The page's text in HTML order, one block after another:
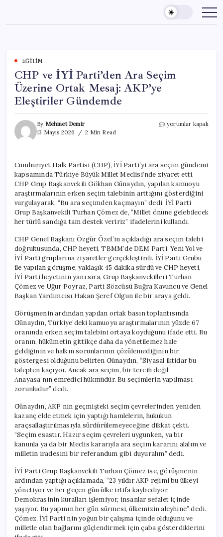
content
EĞITIM
CHP ve İYİ Parti’den Ara Seçim
Üzerine Ortak Mesaj: AKP’ye
Eleştiriler Gündemde
By Mehmet Demir
13 Mayıs 2026
2 Min Read
CHP
Seçim
Üzerine
Ortak
Mesaj:
AKP’ye
Eleştiriler
Gündemde
için
yorumlar kapalı
Cumhuriyet Halk Partisi (CHP), İYİ Parti’yi ara seçim gündemi
kapsamında Türkiye Büyük Millet Meclisi’nde ziyaret etti.
CHP Grup Başkanvekili Gökhan Günaydın, yapılan kamuoyu
araştırmalarının erken seçim talebinin arttığını gösterdiğini
vurgulayarak, “Bu ara seçimden kaçmayın” dedi. İYİ Parti
Grup Başkanvekili Turhan Çömez de, “Millet önüne gelebilecek
her türlü sandığa tam destek veririz” ifadelerini kullandı.
CHP Genel Başkanı Özgür Özel’in açıkladığı ara seçim talebi
doğrultusunda, CHP heyeti, TBMM’de DEM Parti, Yeni Yol ve
İYİ Parti gruplarına ziyaretler gerçekleştirdi. İYİ Parti Grubu
ile yapılan görüşme, yaklaşık 45 dakika sürdü ve CHP heyeti,
İYİ Parti heyetinin yanı sıra, Grup Başkanvekilleri Turhan
Çömez ve Uğur Poyraz, Parti Sözcüsü Buğra Kavuncu ve Genel
Başkan Yardımcısı Hakan Şeref Olgun ile bir araya geldi.
Görüşmenin ardından yapılan ortak basın toplantısında
Günaydın, Türkiye’deki kamuoyu araştırmalarının yüzde 67
oranında erken seçim talebini ortaya koyduğunu ifade etti. Bu
oranın, hükümetin gittikçe daha da yönetilemez hale
geldiğinin ve halkın sorunlarının çözülemediğinin bir
göstergesi olduğunu belirten Günaydın, “Siyasal iktidar bu
talepten kaçıyor. Ancak ara seçim, bir tercih değil;
Anayasa’nın emredici hükmüdür. Bu seçimlerin yapılması
zorunludur” dedi.
Günaydın, AKP’nin geçmişteki seçim çevrelerinden yeniden
kazanç elde etmek için yaptığı hamlelerin, hukukun
araçsallaştırılmasıyla sürdürülemeyeceğine dikkat çekti.
“Seçim esastır. Hazır seçim çevreleri uygunken, ya bir
kanunla ya da bir Meclis kararıyla ara seçim kararını alalım ve
milletin iradesini bir referandum gibi duyuralım” dedi.
İYİ Parti Grup Başkanvekili Turhan Çömez ise, görüşmenin
ardından yaptığı açıklamada, “23 yıldır AKP rejimi bu ülkeyi
yönetiyor ve her geçen gün ülke irtifa kaybediyor.
Demokrasinin kuralları işlemiyor, insanlar sefalet içinde
yaşıyor. Bu yapının her gün sürmesi, ülkemizin aleyhine” dedi.
Çömez, İYİ Parti’nin yoğun bir çalışma içinde olduğunu ve
milletle olan bağlarını güçlendirmek için çaba gösterdiklerini